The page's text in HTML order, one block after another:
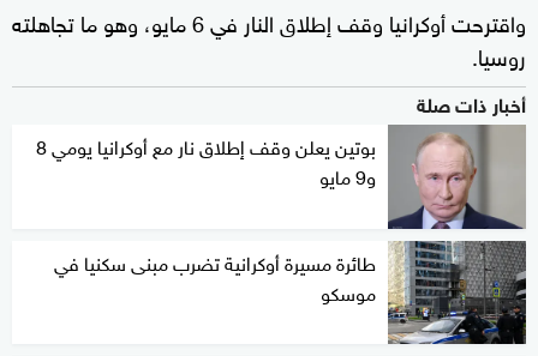
واقترحت أوكرانيا وقف إطلاق النار في 6 مايو، وهو ما تجاهلته
روسيا.
أخبار ذات صلة
بوتين يعلن وقف إطلاق نار مع أوكرانيا يومي 8
و9 مايو
طائرة مسيرة أوكرانية تضرب مبنى سكنيا في
موسكو